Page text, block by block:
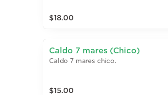
$18.00
Caldo 7 mares (Chico)
Caldo 7 mares chico.
$15.00